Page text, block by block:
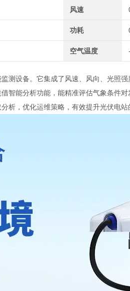
风速
功耗
空气温度
测设备。它集成了风速、风向、光照
智能分析功能，能精准评估气象条件
析，优化运维策略，有效提升光伏电站